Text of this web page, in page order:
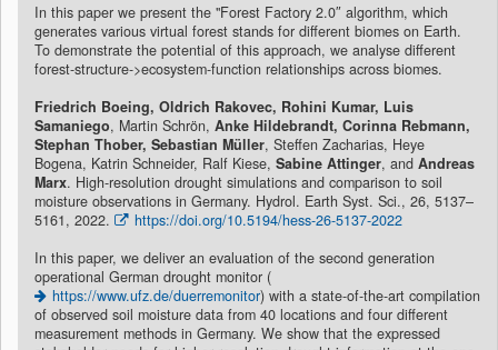
In this paper we present the "Forest Factory 2.0″ algorithm, which
generates various virtual forest stands for different biomes on Earth.
To demonstrate the potential of this approach, we analyse different
forest-structure->ecosystem-function relationships across biomes.
Friedrich Boeing, Oldrich Rakovec, Rohini Kumar, Luis
Samaniego, Martin Schrön, Anke Hildebrandt, Corinna Rebmann,
Stephan Thober, Sebastian Müller, Steffen Zacharias, Heye
Bogena, Katrin Schneider, Ralf Kiese, Sabine Attinger, and Andreas
Marx. High-resolution drought simulations and comparison to soil
moisture observations in Germany. Hydrol. Earth Syst. Sci., 26, 5137–
5161, 2022.
https://doi.org/10.5194/hess-26-5137-2022
In this paper, we deliver an evaluation of the second generation
operational German drought monitor (
https://www.ufz.de/duerremonitor) with a state-of-the-art compilation
of observed soil moisture data from 40 locations and four different
measurement methods in Germany. We show that the expressed